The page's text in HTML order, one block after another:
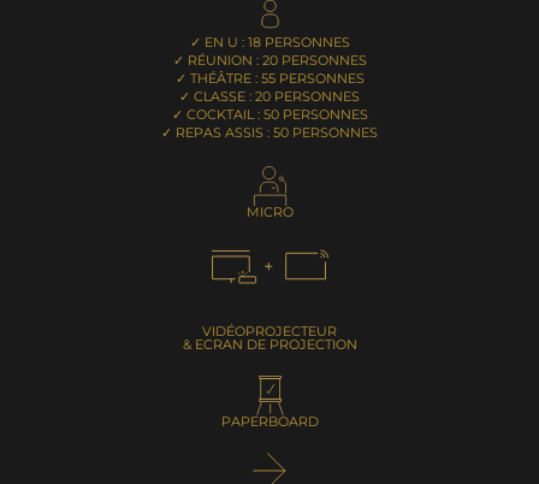
✓ EN U : 18 PERSONNES
✓ RÉUNION : 20 PERSONNES
✓ THÉÂTRE : 55 PERSONNES
✓ CLASSE : 20 PERSONNES
✓ COCKTAIL : 50 PERSONNES
✓ REPAS ASSIS : 50 PERSONNES
MICRO
VIDÉOPROJECTEUR
& ECRAN DE PROJECTION
PAPERBOARD